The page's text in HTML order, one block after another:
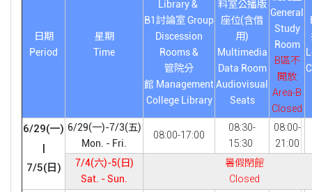
日期
Period
星期
Time
Library &
B1討論室 Group
Discession
Rooms &
管院分
館 Management
College Library
料室公播版
座位(含借
用)
Multimedia
Data Room
Audiovisual
Seats
General
Study
Room
B區不
開放
Area-B
Closed
6/29(一)
|
7/5(日)
6/29(一)-7/3(五)
Mon. - Fri.
08:00-17:00
08:30-
15:30
08:00-
21:00
7/4(六)-5(日)
Sat. - Sun.
暑假閉館
Closed